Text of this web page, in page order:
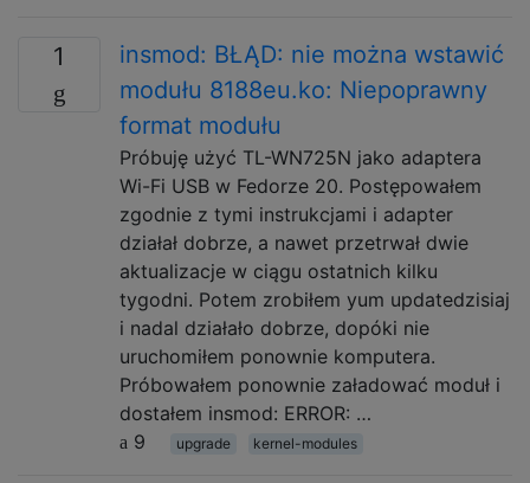
1
insmod: BŁĄD: nie można wstawić
modułu 8188eu.ko: Niepoprawny
format modułu
Próbuję użyć TL-WN725N jako adaptera
Wi-Fi USB w Fedorze 20. Postępowałem
zgodnie z tymi instrukcjami i adapter
działał dobrze, a nawet przetrwał dwie
aktualizacje w ciągu ostatnich kilku
tygodni. Potem zrobiłem yum updatedzisiaj
i nadal działało dobrze, dopóki nie
uruchomiłem ponownie komputera.
Próbowałem ponownie załadować moduł i
dostałem insmod: ERROR: …
9
upgrade kernel-modules